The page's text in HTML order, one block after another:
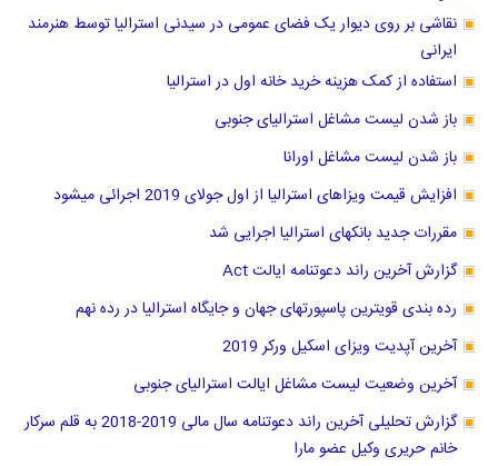
نقاشی بر روی دیوار یک فضای عمومی در سیدنی استرالیا توسط هنرمند
ایرانی
استفاده از کمک هزینه خرید خانه اول در استرالیا
باز شدن لیست مشاغل استرالیای جنوبی
باز شدن لیست مشاغل اورانا
افزایش قیمت ویزاهای استرالیا از اول جولای 2019 اجرائی میشود
مقررات جدید بانکهای استرالیا اجرایی شد
گزارش آخرین راند دعوتنامه ایالت Act
رده بندی قویترین پاسپورتهای جهان و جایگاه استرالیا در رده نهم
آخرین آپدیت ویزای اسکیل ورکر 2019
آخرین وضعیت لیست مشاغل ایالت استرالیای جنوبی
گزارش تحلیلی آخرین راند دعوتنامه سال مالی 2019-2018 به قلم سرکار
خانم حریری وکیل عضو مارا